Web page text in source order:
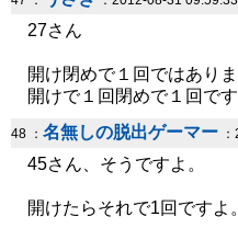
27さん
開け閉めで１回ではありま
開けで１回閉めで１回です
48 ： 名無しの脱出ゲーマー
45さん、そうですよ。
開けたらそれで1回ですよ